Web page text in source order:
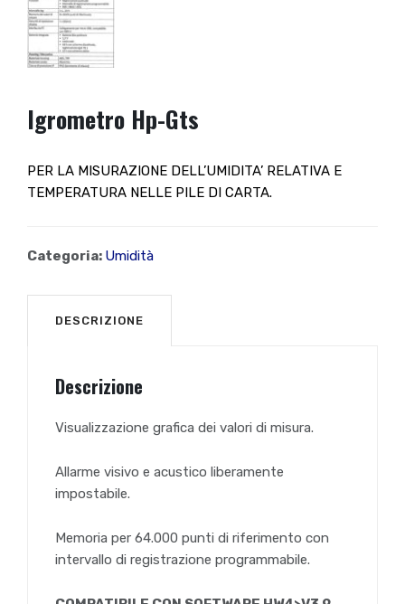
Igrometro Hp-Gts
PER LA MISURAZIONE DELL’UMIDITA’ RELATIVA E
TEMPERATURA NELLE PILE DI CARTA.
Categoria: Umidità
DESCRIZIONE
Descrizione
Visualizzazione grafica dei valori di misura.
Allarme visivo e acustico liberamente
impostabile.
Memoria per 64.000 punti di riferimento con
intervallo di registrazione programmabile.